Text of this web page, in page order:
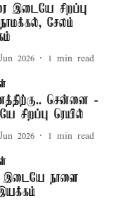
இடையே சிறப்பு
சேலம்
2026 1 min read
சென்னை -
சிறப்பு ரெயில்
2026 1 min read
இடையே நாளை
இயக்கம்